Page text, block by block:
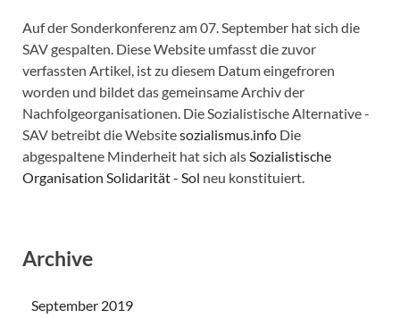
Auf der Sonderkonferenz am 07. September hat sich die
SAV gespalten. Diese Website umfasst die zuvor
verfassten Artikel, ist zu diesem Datum eingefroren
worden und bildet das gemeinsame Archiv der
Nachfolgeorganisationen. Die Sozialistische Alternative -
SAV betreibt die Websitesozialismus.info Die
abgespaltene Minderheit hat sich alsSozialistische
Organisation Solidarität - Sol neu konstituiert.
Archive
September 2019